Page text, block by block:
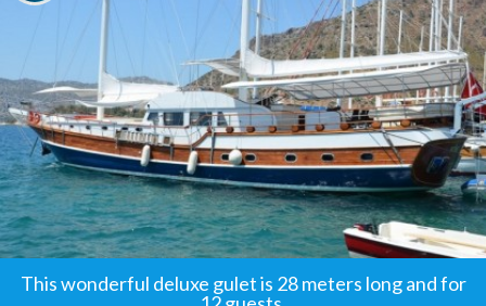
This wonderful deluxe gulet is 28 meters long and for